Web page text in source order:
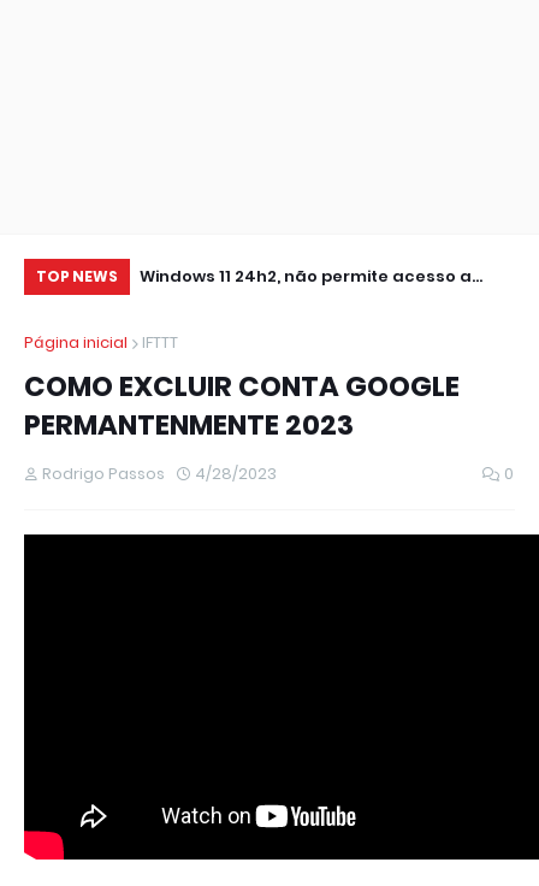
TOP NEWS
IMPRESSORA
Windows 11 24h2, não permite acesso a
outros
Página inicial
IFTTT
COMO EXCLUIR CONTA GOOGLE
PERMANTENMENTE 2023
Rodrigo Passos 4/28/2023 0